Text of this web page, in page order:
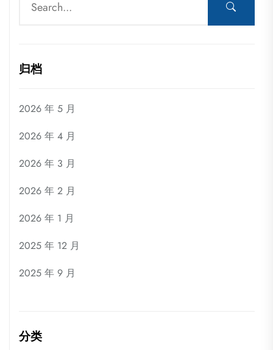
归档
2026 年 5 月
2026 年 4 月
2026 年 3 月
2026 年 2 月
2026 年 1 月
2025 年 12 月
2025 年 9 月
分类